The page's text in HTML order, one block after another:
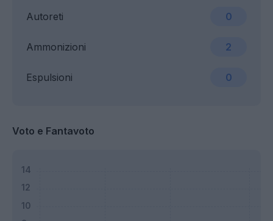
Ammonizioni 2
Espulsioni 0
Autoreti 0
Voto e Fantavoto